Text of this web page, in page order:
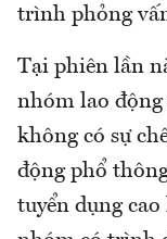
trình phỏng
Tại phiên lần
nhóm lao động
không có sự
động phổ
tuyển dụng